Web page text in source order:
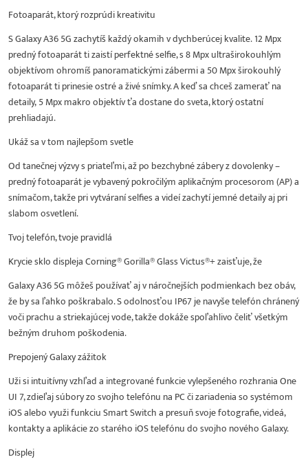
Fotoaparát, ktorý rozprúdi kreativitu
S Galaxy A36 5G zachytíš každý okamih v dychberúcej kvalite. 12 Mpx
predný fotoaparát ti zaistí perfektné selfie, s 8 Mpx ultraširokouhlým
objektívom ohromíš panoramatickými zábermi a 50 Mpx širokouhlý
fotoaparát ti prinesie ostré a živé snímky. A keď sa chceš zamerať na
detaily, 5 Mpx makro objektív ťa dostane do sveta, ktorý ostatní
prehliadajú.
Ukáž sa v tom najlepšom svetle
Od tanečnej výzvy s priateľmi, až po bezchybné zábery z dovolenky –
predný fotoaparát je vybavený pokročilým aplikačným procesorom (AP) a
snímačom, takže pri vytváraní selfies a videí zachytí jemné detaily aj pri
slabom osvetlení.
Tvoj telefón, tvoje pravidlá
Krycie sklo displeja Corning® Gorilla® Glass Victus®+ zaisťuje, že
Galaxy A36 5G môžeš používať aj v náročnejších podmienkach bez obáv,
že by sa ľahko poškrabalo. S odolnosťou IP67 je navyše telefón chránený
voči prachu a striekajúcej vode, takže dokáže spoľahlivo čeliť všetkým
bežným druhom poškodenia.
Prepojený Galaxy zážitok
Uži si intuitívny vzhľad a integrované funkcie vylepšeného rozhrania One
UI 7, zdieľaj súbory zo svojho telefónu na PC či zariadenia so systémom
iOS alebo využi funkciu Smart Switch a presuň svoje fotografie, videá,
kontakty a aplikácie zo starého iOS telefónu do svojho nového Galaxy.
Displej